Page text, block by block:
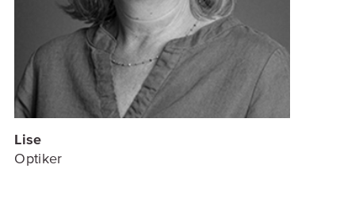
Lise
Optiker